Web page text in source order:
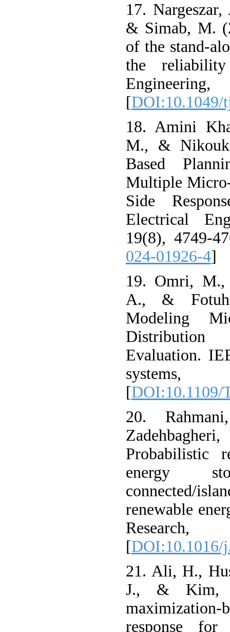
17.
& Simab, M.
of the
the
[DOI:10.1049/
18. Amini
M., &
Based
Multiple
Side
Electrical
19(8), 4749-
024-01926-4]
19. Omri, M.,
A., &
Modeling
Evaluation.
systems,
[DOI:10.1109/
20.
Probabilistic
energy
connected/
renewable
[DOI:10.1016/
21. Ali, H.,
J., & Kim,
maximization-
response for